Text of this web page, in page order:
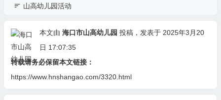
山高幼儿园活动
本文由 海口市山高幼儿园 投稿，发表于 2025年3月20
日 17:07:35
转载请务必保留本文链接：
https://www.hnshangao.com/3320.html